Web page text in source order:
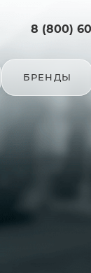
8 (800)
БРЕНДЫ